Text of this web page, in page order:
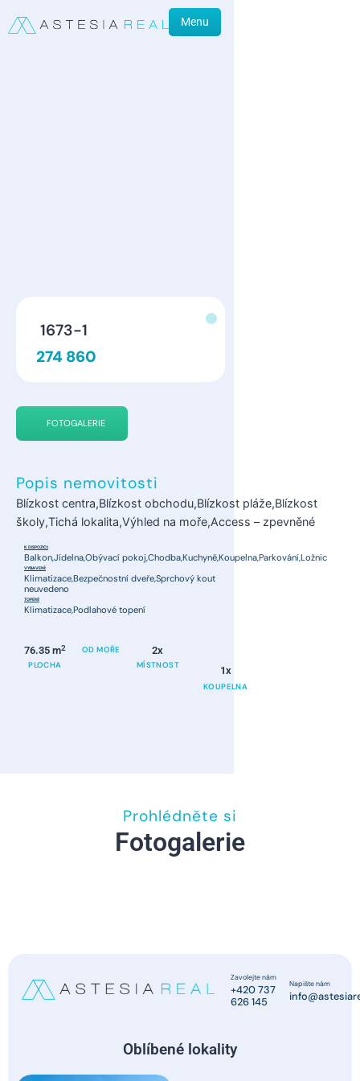
Menu
1673-1
274 860
FOTOGALERIE
Popis nemovitosti
Blízkost centra,Blízkost obchodu,Blízkost pláže,Blízkost
školy,Tichá lokalita,Výhled na moře,Access – zpevněné
K DISPOZICI:
Balkon,Jídelna,Obývací pokoj,Chodba,Kuchyně,Koupelna,Parkování,Ložnic
VYBAVENÍ:
Klimatizace,Bezpečnostní dveře,Sprchový kout
neuvedeno
TOPENÍ:
Klimatizace,Podlahové topení
76.35 m2
PLOCHA
OD MOŘE 2x
MÍSTNOST 1x
KOUPELNA
Prohlédněte si
Fotogalerie
Zavolejte nám
+420 737
626 145
Napište nám
Oblíbené lokality